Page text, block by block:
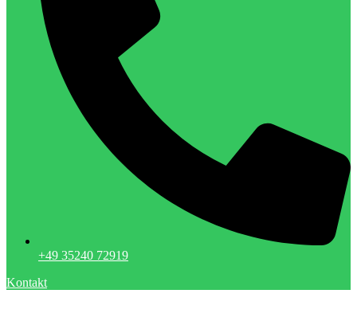
+49 35240 72919
Kontakt